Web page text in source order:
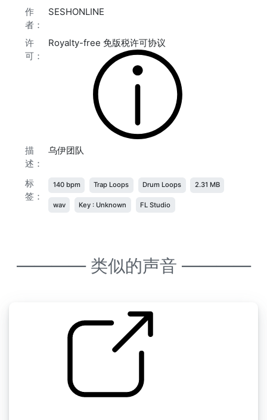
作
者：
SESHONLINE
许
可：
Royalty-free 免版税许可协议
描
述：
乌伊团队
标
签：
140 bpm Trap Loops Drum Loops 2.31 MB
wav Key : Unknown FL Studio
———— 类似的声音 ————